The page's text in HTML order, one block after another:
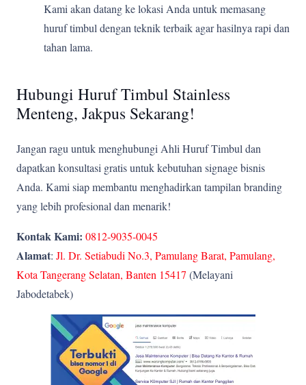
Kami akan datang ke lokasi Anda untuk memasang
huruf timbul dengan teknik terbaik agar hasilnya rapi dan
tahan lama.
Hubungi Huruf Timbul Stainless
Menteng, Jakpus Sekarang!
Jangan ragu untuk menghubungi Ahli Huruf Timbul dan
dapatkan konsultasi gratis untuk kebutuhan signage bisnis
Anda. Kami siap membantu menghadirkan tampilan branding
yang lebih profesional dan menarik!
Kontak Kami: 0812-9035-0045
Alamat: Jl. Dr. Setiabudi No.3, Pamulang Barat, Pamulang,
Kota Tangerang Selatan, Banten 15417 (Melayani
Jabodetabek)